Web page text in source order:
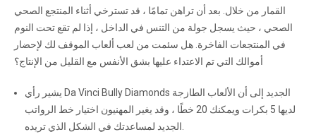
القمار من خلال. بعد أن تراهن تمامًا ، قد تسترخي أثناء المنتجع الصحي
الصحي ، حيث يسجل جولة من التنس في الداخل ، إذا لم تقع تحت النوم
في المنتجعات الفاخرة. هل سئمت من لعب ألعاب الموقف لك لإحضار
أموالك التي تم الاعتداء عليها بشق الأنفس مع القليل من الإنتاج؟
يشير رأي Da Vinci Bully Diamonds الجديد إلى أن الألعاب الطازجة
لديها 5 بكرات ويمكنك 20 خطًا ، وقد يغير المهنيون اختيار خط الرواتب